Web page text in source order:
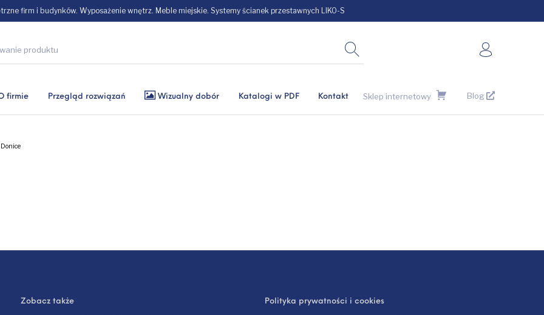
firm i budynków. Wyposażenie wnętrz. Meble miejskie. Systemy ścianek przestawnych LIKO-S
firmie Przegląd rozwiązań Wizualny dobór Katalogi w PDF Kontakt Sklep internetowy Blog
Donice
Zobacz także Polityka prywatności i cookies